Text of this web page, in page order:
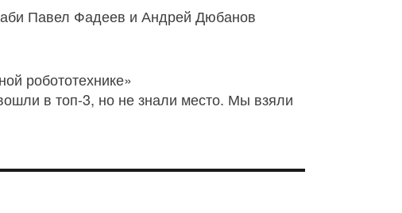
Павел Фадеев и Андрей Дюбанов
в топ-3, но не знали место. Мы взяли